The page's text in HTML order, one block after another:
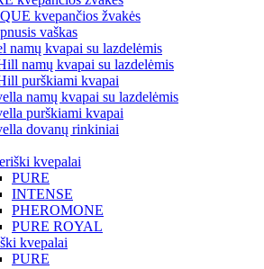
kvepančios žvakės
vaškas
namų kvapai su lazdelėmis
namų kvapai su lazdelėmis
purškiami kvapai
namų kvapai su lazdelėmis
purškiami kvapai
dovanų rinkiniai
kvepalai
PURE
INTENSE
PHEROMONE
PURE ROYAL
kvepalai
PURE